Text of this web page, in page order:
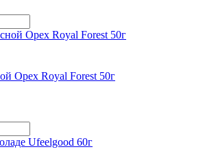
Орех Royal Forest 50г